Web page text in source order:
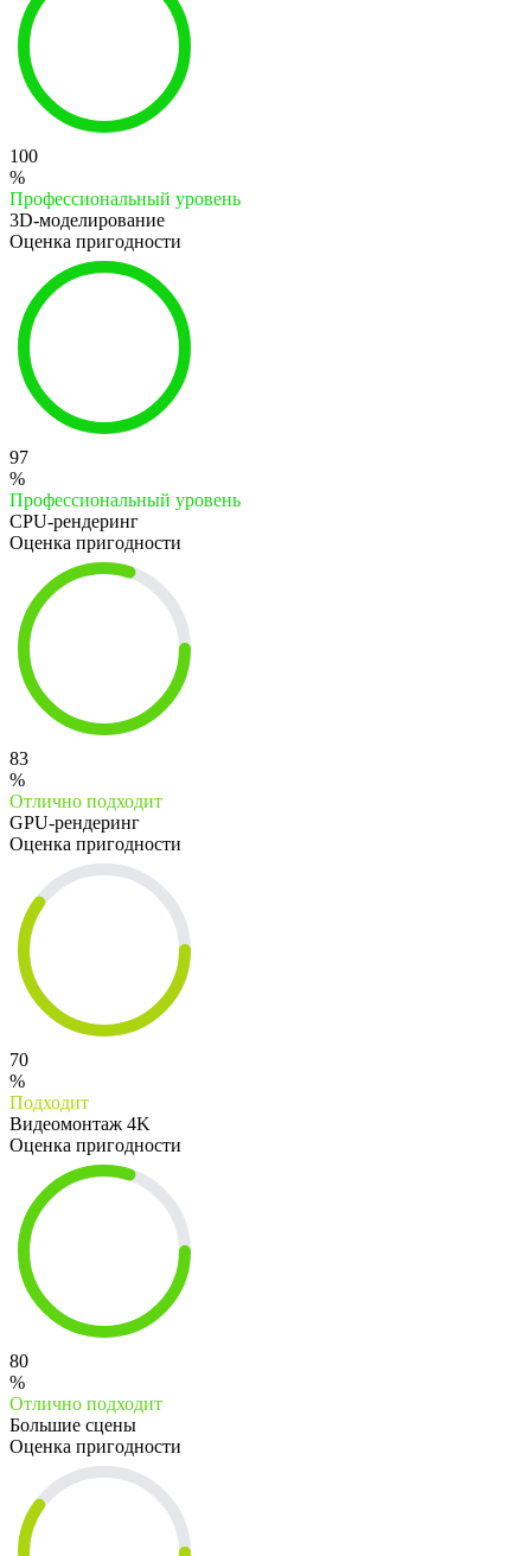
100
%
Профессиональный уровень
3D-моделирование
Оценка пригодности
97
%
Профессиональный уровень
CPU-рендеринг
Оценка пригодности
83
%
Отлично подходит
GPU-рендеринг
Оценка пригодности
70
%
Подходит
Видеомонтаж 4K
Оценка пригодности
80
%
Отлично подходит
Большие сцены
Оценка пригодности